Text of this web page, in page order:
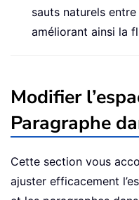
sauts naturels
améliorant ainsi la
Modifier
Paragraphe
Cette section vous
ajuster efficacement